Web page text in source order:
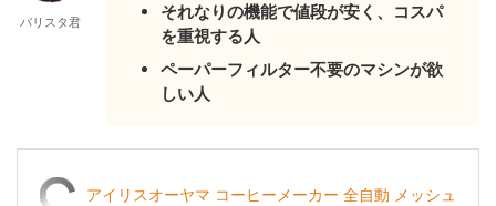
バリスタ君
それなりの機能で値段が安く、コスパ
を重視する人
ペーパーフィルター不要のマシンが欲
しい人
アイリスオーヤマ コーヒーメーカー 全自動 メッシュ